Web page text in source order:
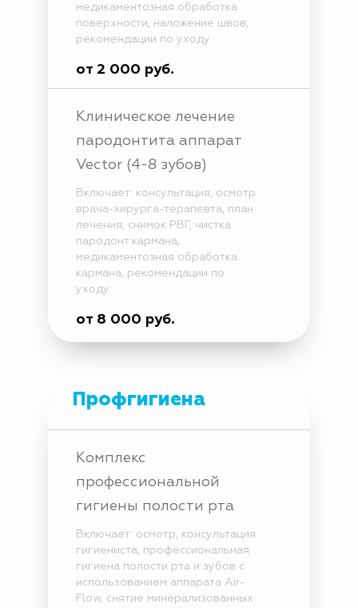
медикаментозная обработка
поверхности, наложение швов,
рекомендации по уходу
от 2 000 руб.
Клиническое лечение
пародонтита аппарат
Vector (4-8 зубов)
Включает: консультация, осмотр
врача-хирурга-терапевта, план
лечения, снимок РВГ, чистка
пародонт кармана,
медикаментозная обработка
кармана, рекомендации по
уходу
от 8 000 руб.
Профгигиена
Комплекс
профессиональной
гигиены полости рта
Включает: осмотр, консультация
гигиениста, профессиональная
гигиена полости рта и зубов с
использованием аппарата Air-
Flow, снятие минерализованных